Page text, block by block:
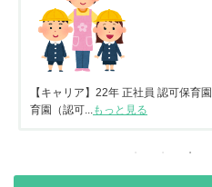
【キャリア】22年 正社員 認可保
育園（認可...もっと見る